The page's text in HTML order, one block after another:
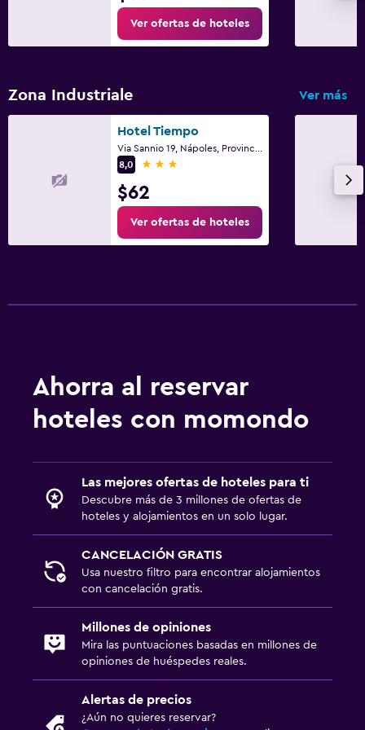
Clases de cocina
Plancha y tabla de planchar
Ver ofertas de hoteles
Zona Industriale Ver más
Hotel Tiempo
8,0
3 estrellas
$62
Ver ofertas de hoteles
Ahorra al reservar
hoteles con momondo
Las mejores ofertas de hoteles para ti
Descubre más de 3 millones de ofertas de
hoteles y alojamientos en un solo lugar.
CANCELACIÓN GRATIS
Usa nuestro filtro para encontrar alojamientos
con cancelación gratis.
Millones de opiniones
Mira las puntuaciones basadas en millones de
opiniones de huéspedes reales.
Alertas de precios
¿Aún no quieres reservar?